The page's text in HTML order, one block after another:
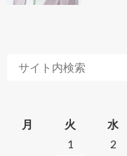
月
火 水
1
2